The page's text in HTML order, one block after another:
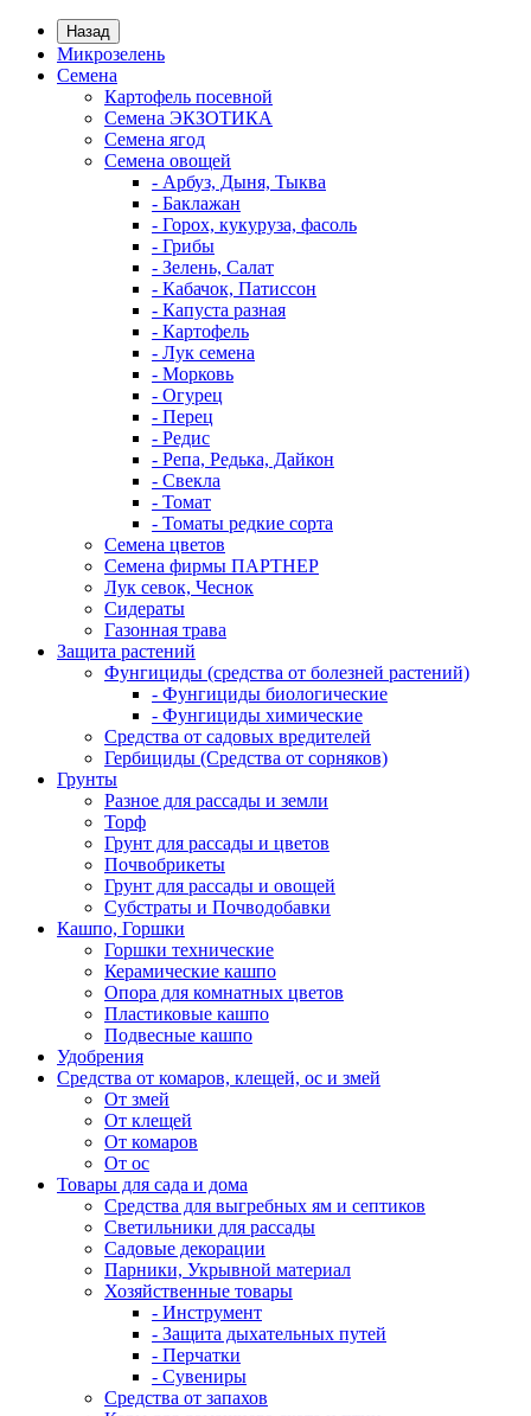
Назад
Микрозелень
Семена
Картофель посевной
Семена ЭКЗОТИКА
Семена ягод
Семена овощей
- Арбуз, Дыня, Тыква
- Баклажан
- Горох, кукуруза, фасоль
- Грибы
- Зелень, Салат
- Кабачок, Патиссон
- Капуста разная
- Картофель
- Лук семена
- Морковь
- Огурец
- Перец
- Редис
- Репа, Редька, Дайкон
- Свекла
- Томат
- Томаты редкие сорта
Семена цветов
Семена фирмы ПАРТНЕР
Лук севок, Чеснок
Сидераты
Газонная трава
Защита растений
Фунгициды (средства от болезней растений)
- Фунгициды биологические
- Фунгициды химические
Средства от садовых вредителей
Гербициды (Средства от сорняков)
Грунты
Разное для рассады и земли
Торф
Грунт для рассады и цветов
Почвобрикеты
Грунт для рассады и овощей
Субстраты и Почводобавки
Кашпо, Горшки
Горшки технические
Керамические кашпо
Опора для комнатных цветов
Пластиковые кашпо
Подвесные кашпо
Удобрения
Средства от комаров, клещей, ос и змей
От змей
От клещей
От комаров
От ос
Товары для сада и дома
Средства для выгребных ям и септиков
Светильники для рассады
Садовые декорации
Парники, Укрывной материал
Хозяйственные товары
- Инструмент
- Защита дыхательных путей
- Перчатки
- Сувениры
Средства от запахов